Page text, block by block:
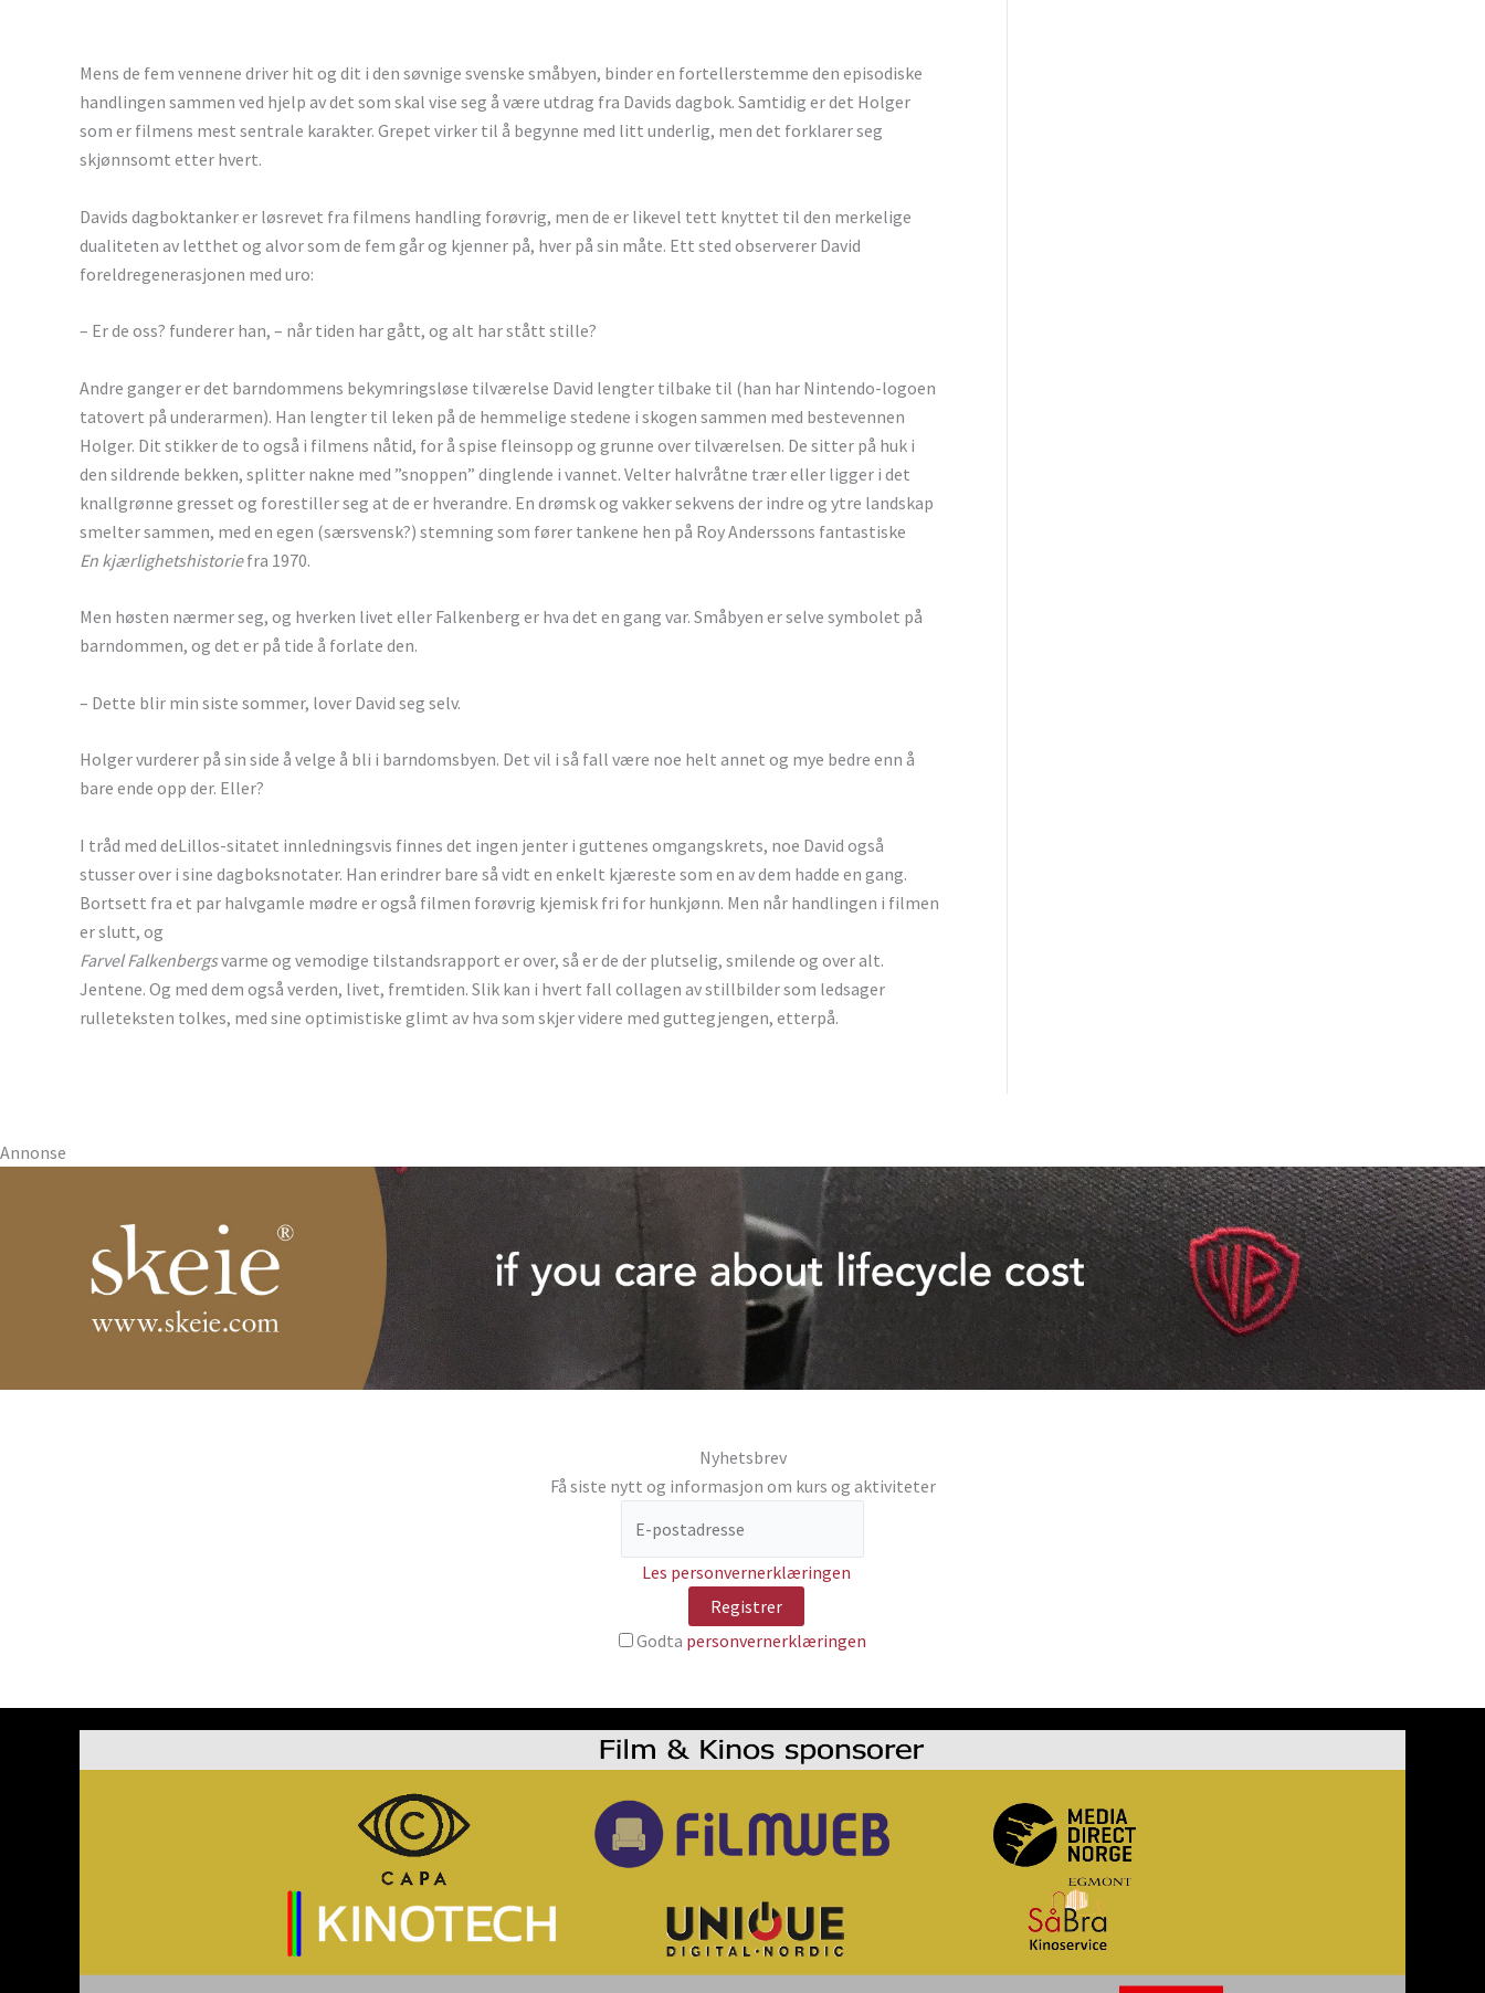
Mens de fem vennene driver hit og dit i den søvnige svenske småbyen, binder en fortellerstemme den episodiske
handlingen sammen ved hjelp av det som skal vise seg å være utdrag fra Davids dagbok. Samtidig er det Holger
som er filmens mest sentrale karakter. Grepet virker til å begynne med litt underlig, men det forklarer seg
skjønnsomt etter hvert.
Davids dagboktanker er løsrevet fra filmens handling forøvrig, men de er likevel tett knyttet til den merkelige
dualiteten av letthet og alvor som de fem går og kjenner på, hver på sin måte. Ett sted observerer David
foreldregenerasjonen med uro:
– Er de oss? funderer han, – når tiden har gått, og alt har stått stille?
Andre ganger er det barndommens bekymringsløse tilværelse David lengter tilbake til (han har Nintendo-logoen
tatovert på underarmen). Han lengter til leken på de hemmelige stedene i skogen sammen med bestevennen
Holger. Dit stikker de to også i filmens nåtid, for å spise fleinsopp og grunne over tilværelsen. De sitter på huk i
den sildrende bekken, splitter nakne med ”snoppen” dinglende i vannet. Velter halvråtne trær eller ligger i det
knallgrønne gresset og forestiller seg at de er hverandre. En drømsk og vakker sekvens der indre og ytre landskap
smelter sammen, med en egen (særsvensk?) stemning som fører tankene hen på Roy Anderssons fantastiske
En kjærlighetshistoriefra 1970.
Men høsten nærmer seg, og hverken livet eller Falkenberg er hva det en gang var. Småbyen er selve symbolet på
barndommen, og det er på tide å forlate den.
– Dette blir min siste sommer, lover David seg selv.
Holger vurderer på sin side å velge å bli i barndomsbyen. Det vil i så fall være noe helt annet og mye bedre enn å
bare ende opp der. Eller?
I tråd med deLillos-sitatet innledningsvis finnes det ingen jenter i guttenes omgangskrets, noe David også
stusser over i sine dagboksnotater. Han erindrer bare så vidt en enkelt kjæreste som en av dem hadde en gang.
Bortsett fra et par halvgamle mødre er også filmen forøvrig kjemisk fri for hunkjønn. Men når handlingen i filmen
er slutt, og
Farvel Falkenbergsvarme og vemodige tilstandsrapport er over, så er de der plutselig, smilende og over alt.
Jentene. Og med dem også verden, livet, fremtiden. Slik kan i hvert fall collagen av stillbilder som ledsager
rulleteksten tolkes, med sine optimistiske glimt av hva som skjer videre med guttegjengen, etterpå.
Annonse
Nyhetsbrev
Få siste nytt og informasjon om kurs og aktiviteter
Les personvernerklæringen
Godta personvernerklæringen